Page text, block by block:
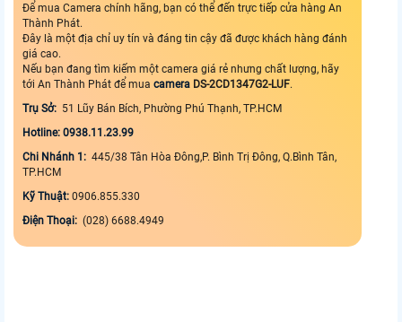
Để mua Camera chính hãng, bạn có thể đến trực tiếp cửa hàng An
Thành Phát.
Đây là một địa chỉ uy tín và đáng tin cậy đã được khách hàng đánh
giá cao.
Nếu bạn đang tìm kiếm một camera giá rẻ nhưng chất lượng, hãy
tới An Thành Phát để mua camera DS-2CD1347G2-LUF.
Trụ Sở: 51 Lũy Bán Bích, Phường Phú Thạnh, TP.HCM
Hotline: 0938.11.23.99
Chi Nhánh 1: 445/38 Tân Hòa Đông,P. Bình Trị Đông, Q.Bình Tân,
TP.HCM
Kỹ Thuật: 0906.855.330
Điện Thoại: (028) 6688.4949